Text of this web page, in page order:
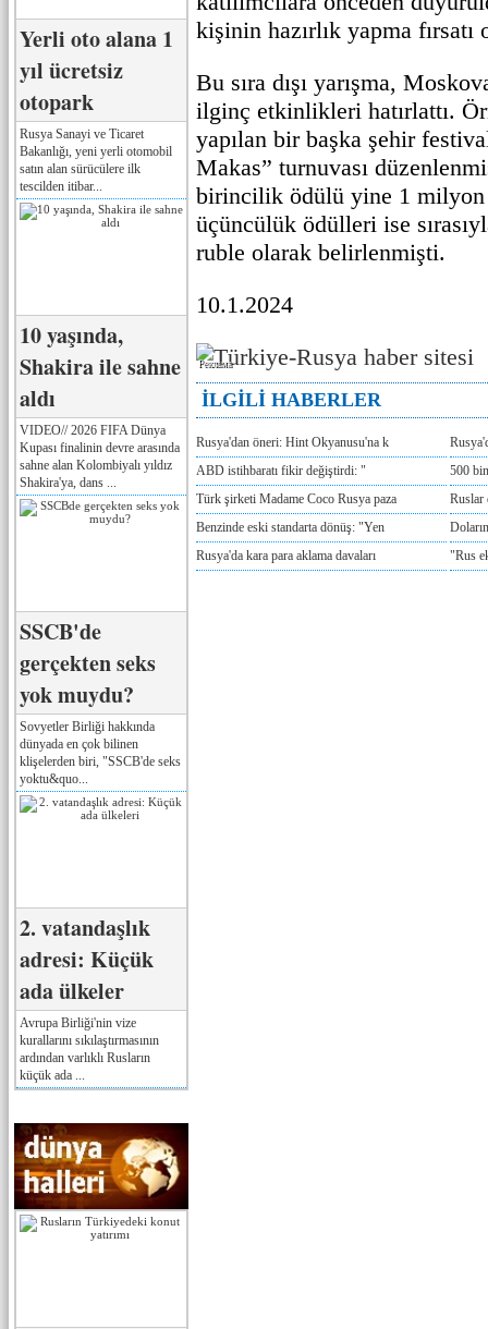
Yerli oto alana 1
yıl ücretsiz
otopark
Rusya Sanayi ve Ticaret
Bakanlığı, yeni yerli otomobil
satın alan sürücülere ilk
tescilden itibar...
10 yaşında,
Shakira ile sahne
aldı
VIDEO// 2026 FIFA Dünya
Kupası finalinin devre arasında
sahne alan Kolombiyalı yıldız
Shakira'ya, dans ...
SSCB'de
gerçekten seks
yok muydu?
Sovyetler Birliği hakkında
dünyada en çok bilinen
klişelerden biri, "SSCB'de seks
yoktu&quo...
2. vatandaşlık
adresi: Küçük
ada ülkeler
Avrupa Birliği'nin vize
kurallarını sıkılaştırmasının
ardından varlıklı Rusların
küçük ada ...
kişinin hazırlık yapma fırsatı
Bu sıra dışı yarışma,
ilginç etkinlikleri hatırlattı.
yapılan bir başka şehir
Makas” turnuvası
birincilik ödülü yine 1
üçüncülük ödülleri ise
ruble olarak belirlenmişti.
10.1.2024
Реклама
İLGİLİ HABERLER
Rusya'dan öneri: Hint Okyanusu'na k
ABD istihbaratı fikir değiştirdi: "
500
Türk şirketi Madame Coco Rusya paza
Ruslar
Benzinde eski standarta dönüş: "Yen
Rusya'da kara para aklama davaları
"Rus